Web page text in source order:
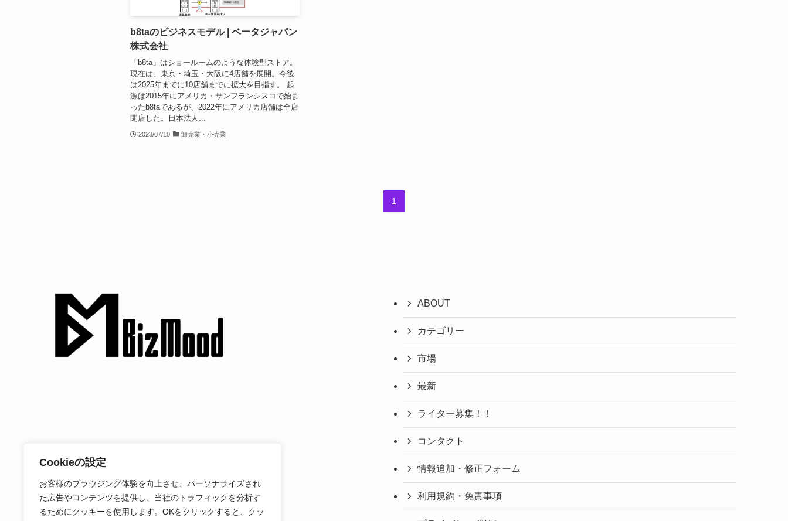
Cookieの設定
お客様のブラウジング体験を向上させ、パーソナライズされ
た広告やコンテンツを提供し、当社のトラフィックを分析す
るためにクッキーを使用します。OKをクリックすると、クッ
b8taのビジネスモデル | ベータジャパン
株式会社
「b8ta」はショールームのような体験型ストア。
現在は、東京・埼玉・大阪に4店舗を展開。今後
は2025年までに10店舗までに拡大を目指す。 起
源は2015年にアメリカ・サンフランシスコで始ま
ったb8taであるが、2022年にアメリカ店舗は全店
閉店した。日本法人...
2023/07/10 卸売業・小売業
1
ABOUT
カテゴリー
市場
最新
ライター募集！！
コンタクト
情報追加・修正フォーム
利用規約・免責事項